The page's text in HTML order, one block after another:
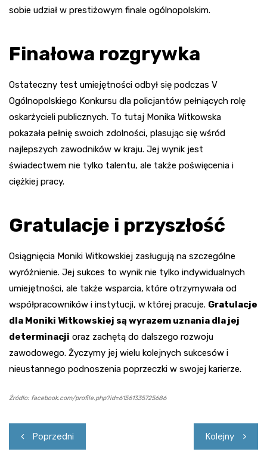
sobie udział w prestiżowym finale ogólnopolskim.
Finałowa rozgrywka
Ostateczny test umiejętności odbył się podczas V
Ogólnopolskiego Konkursu dla policjantów pełniących rolę
oskarżycieli publicznych. To tutaj Monika Witkowska
pokazała pełnię swoich zdolności, plasując się wśród
najlepszych zawodników w kraju. Jej wynik jest
świadectwem nie tylko talentu, ale także poświęcenia i
ciężkiej pracy.
Gratulacje i przyszłość
Osiągnięcia Moniki Witkowskiej zasługują na szczególne
wyróżnienie. Jej sukces to wynik nie tylko indywidualnych
umiejętności, ale także wsparcia, które otrzymywała od
współpracowników i instytucji, w której pracuje. Gratulacje
dla Moniki Witkowskiej są wyrazem uznania dla jej
determinacji oraz zachętą do dalszego rozwoju
zawodowego. Życzymy jej wielu kolejnych sukcesów i
nieustannego podnoszenia poprzeczki w swojej karierze.
Źródło: facebook.com/profile.php?id=61561335725686
Nawigacja
Poprzedni Kolejny